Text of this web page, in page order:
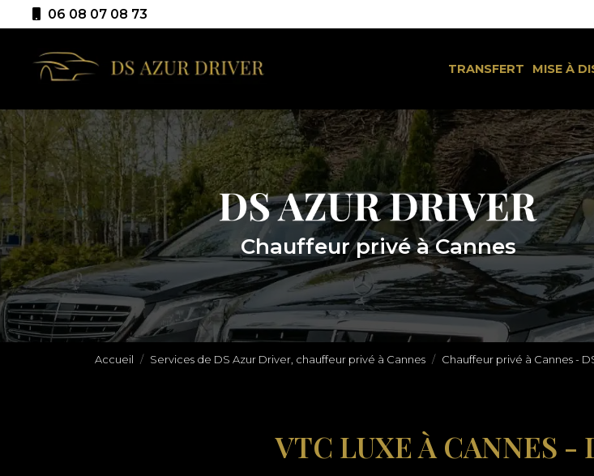
au
principal
06 08 07 08 73
TRANSFERT MISE À
Chauffeur privé à Cannes
Accueil Services de DS Azur Driver, chauffeur privé à Cannes Chauffeur privé à Cannes -
VTC LUXE À CANNES -